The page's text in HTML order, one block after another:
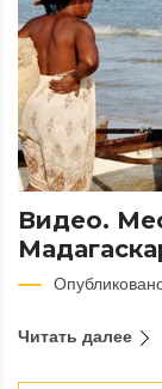
Видео.
Читать далее